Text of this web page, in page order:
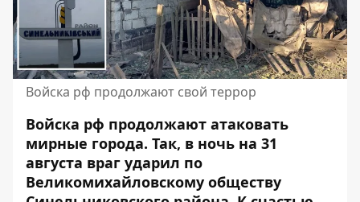
Войска рф продолжают свой террор
Войска рф продолжают атаковать
мирные города. Так, в ночь на 31
августа враг ударил по
Великомихайловскому обществу